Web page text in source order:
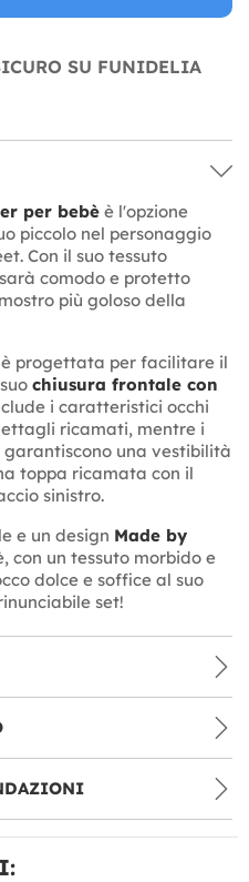
SU FUNIDELIA
per bebè è l'opzione
piccolo nel personaggio
Con il suo tessuto
comodo e protetto
più goloso della
è progettata per facilitare il
chiusura frontale con
i caratteristici occhi
ricamati, mentre i
una vestibilità
toppa ricamata con il
sinistro.
e un design Made by
con un tessuto morbido e
dolce e soffice al suo
set!